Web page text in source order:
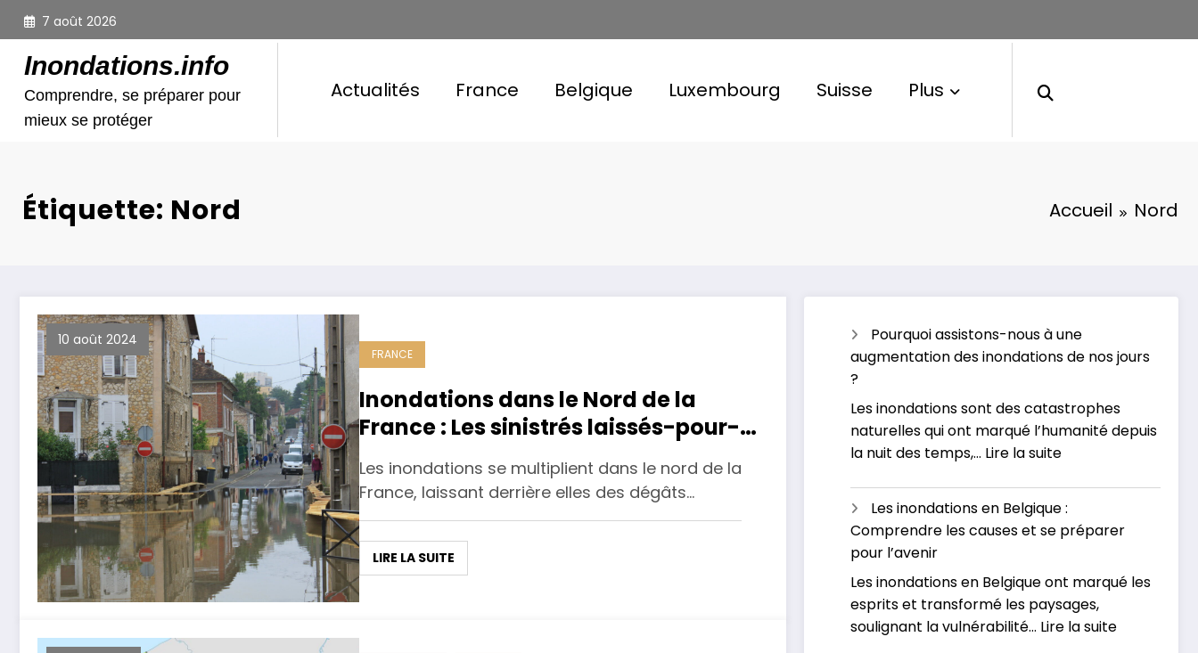
Aller
contenu
7 août 2026
Inondations.info
Comprendre, se préparer pour
mieux se protéger
Actualités France Belgique Luxembourg Suisse Plus
Étiquette: Nord Accueil Nord
10 août 2024
FRANCE
Inondations dans le Nord de la
France : Les sinistrés laissés-pour-
compte malgré les appels à l’aide
de Francine Herbaut
Les inondations se multiplient dans le nord de la
France, laissant derrière elles des dégâts…
LIRE LA SUITE
Pourquoi assistons-nous à une
augmentation des inondations de nos jours
?
Les inondations sont des catastrophes
naturelles qui ont marqué l’humanité depuis
la nuit des temps,… Lire la suite:
nous
à
augmentation
des
inondations
Les inondations en Belgique :
Comprendre les causes et se préparer
pour l’avenir
Les inondations en Belgique ont marqué les
esprits et transformé les paysages,
soulignant la vulnérabilité… Lire la suite: